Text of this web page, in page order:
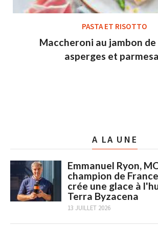
PASTA ET RISOTTO
Maccheroni au jambon de
asperges et
A LA UNE
Emmanuel Ryon,
champion de
crée une glace à
Terra Byzacena
13 JUILLET 2026